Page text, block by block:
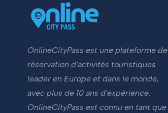
OnlineCityPass est une plateforme de
réservation d'activités touristiques
leader en Europe et dans le monde,
avec plus de 10 ans d'expérience.
OnlineCityPass est connu en tant que